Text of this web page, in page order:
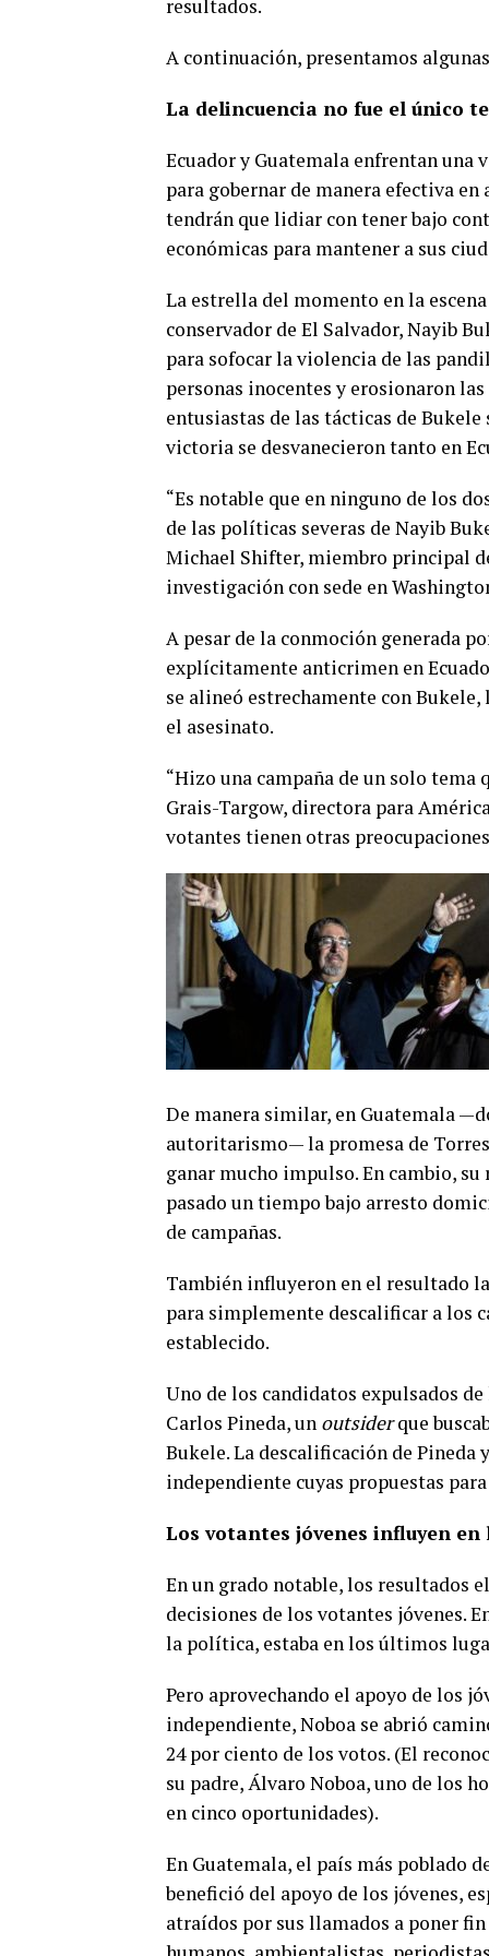
resultados.
A continuación, presentamos
La delincuencia no fue el único
Ecuador y Guatemala enfrentan una
para gobernar de manera efectiva
tendrán que lidiar con tener bajo
económicas para mantener a sus
La estrella del momento en la
conservador de El Salvador, Nayib
para sofocar la violencia de las
personas inocentes y erosionaron
entusiastas de las tácticas de
victoria se desvanecieron tanto en
“Es notable que en ninguno de los
de las políticas severas de Nayib
Michael Shifter, miembro principal
investigación con sede en
A pesar de la conmoción generada
explícitamente anticrimen en
se alineó estrechamente con
el asesinato.
“Hizo una campaña de un solo tema
Grais-Targow, directora para
votantes tienen otras
De manera similar, en Guatemala
autoritarismo— la promesa de
ganar mucho impulso. En cambio,
pasado un tiempo bajo arresto
de campañas.
También influyeron en el resultado
para simplemente descalificar a los
establecido.
Uno de los candidatos expulsados
Carlos Pineda, un outsiderque
Bukele. La descalificación de
independiente cuyas propuestas
Los votantes jóvenes influyen en
En un grado notable, los resultados
decisiones de los votantes jóvenes.
la política, estaba en los últimos
Pero aprovechando el apoyo de los
independiente, Noboa se abrió
24 por ciento de los votos. (El
su padre, Álvaro Noboa, uno de los
en cinco oportunidades).
En Guatemala, el país más poblado
benefició del apoyo de los jóvenes,
atraídos por sus llamados a poner